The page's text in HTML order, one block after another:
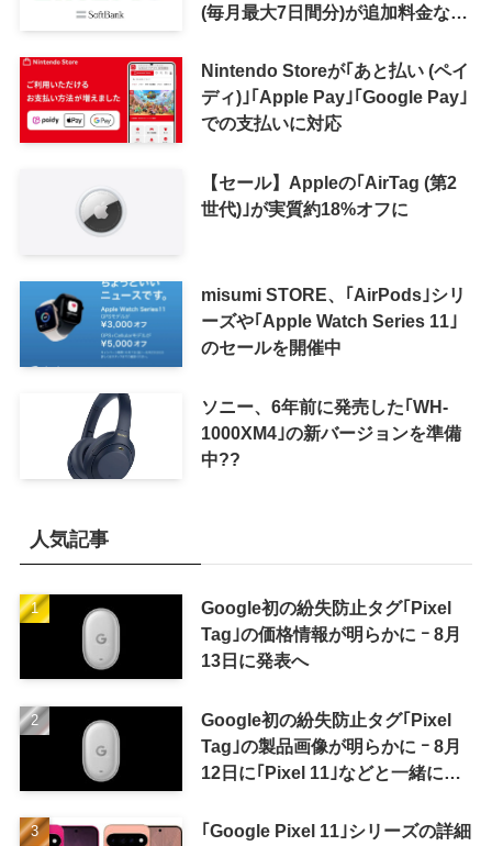
(毎月最大7日間分)が追加料金なし
Nintendo Storeが｢あと払い (ペイ
ディ)｣｢Apple Pay｣｢Google Pay｣
での支払いに対応
【セール】Appleの｢AirTag (第2
世代)｣が実質約18%オフに
misumi STORE、｢AirPods｣シリ
ーズや｢Apple Watch Series 11｣
のセールを開催中
ソニー、6年前に発売した｢WH-
1000XM4｣の新バージョンを準備
中??
人気記事
Google初の紛失防止タグ｢Pixel
Tag｣の価格情報が明らかに ｰ 8月
13日に発表へ
Google初の紛失防止タグ｢Pixel
Tag｣の製品画像が明らかに ｰ 8月
12日に｢Pixel 11｣などと一緒に発
｢Google Pixel 11｣シリーズの詳細